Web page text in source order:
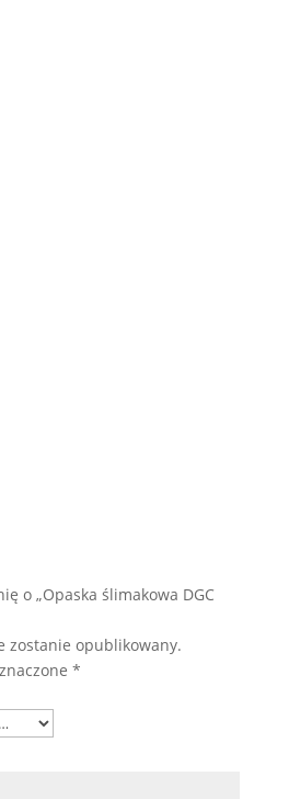
o „Opaska ślimakowa DGC
zostanie opublikowany.
*